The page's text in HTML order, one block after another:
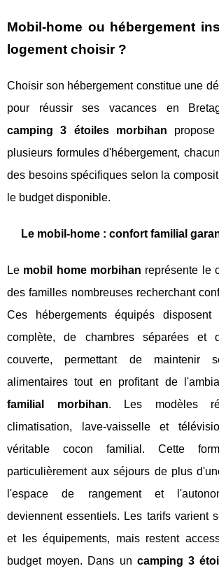
Mobil-home ou hébergement
logement choisir ?
Choisir son hébergement constitue une
pour réussir ses vacances en
camping 3 étoiles morbihan propose
plusieurs formules d'hébergement,
des besoins spécifiques selon la
le budget disponible.
Le mobil-home : confort familial
Le mobil home morbihan représente le
des familles nombreuses recherchant
Ces hébergements équipés disposent
complète, de chambres séparées et
couverte, permettant de maintenir
alimentaires tout en profitant de
familial morbihan. Les modèles
climatisation, lave-vaisselle et
véritable cocon familial. Cette
particulièrement aux séjours de plus
l'espace de rangement et
deviennent essentiels. Les tarifs varient
et les équipements, mais restent
budget moyen. Dans un camping 3